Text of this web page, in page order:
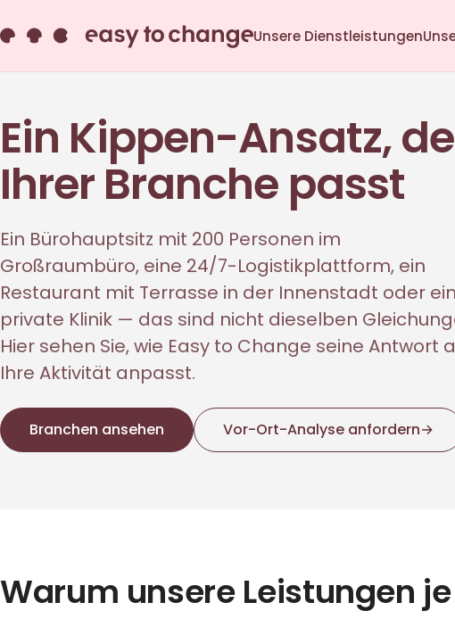
Unsere Dienstleistungen
Ein Kippen-Ansatz,
Ihrer Branche passt
Ein Bürohauptsitz mit 200 Personen im
Großraumbüro, eine 24/7-Logistikplattform, ein
Restaurant mit Terrasse in der Innenstadt oder
private Klinik — das sind nicht dieselben
Hier sehen Sie, wie Easy to Change seine Antwort
Ihre Aktivität anpasst.
Branchen ansehen Vor-Ort-Analyse anfordern→
Warum unsere Leistungen